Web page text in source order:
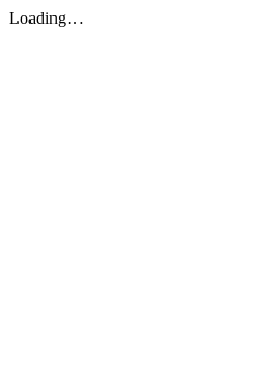
Loading…